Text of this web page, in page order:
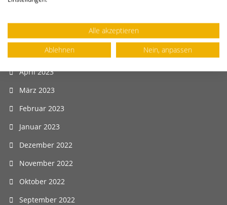
Mai 2023
April 2023
März 2023
Februar 2023
Januar 2023
Dezember 2022
November 2022
Oktober 2022
September 2022
Alle akzeptieren
Ablehnen
Nein, anpassen